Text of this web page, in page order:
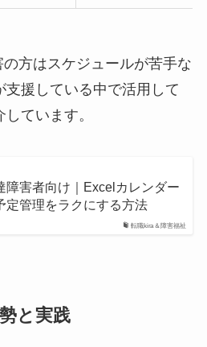
方はスケジュールが苦手な
支援している中で活用して
ています。
転職kira＆障害福祉
障害者向け｜Excelカレンダー
定管理をラクにする方法
と実践